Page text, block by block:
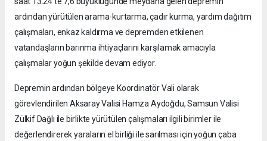
ardından yürütülen arama-kurtarma, çadır kurma, yardım dağıtım
çalışmaları, enkaz kaldırma ve depremden etkilenen
vatandaşların barınma ihtiyaçlarını karşılamak amacıyla
çalışmalar yoğun şekilde devam ediyor.
Depremin ardından bölgeye Koordinatör Vali olarak
görevlendirilen Aksaray Valisi Hamza Aydoğdu, Samsun Valisi
Zülkif Dağlı ile birlikte yürütülen çalışmaları ilgili birimler ile
değerlendirerek yaraların el birliği ile sarılması için yoğun çaba